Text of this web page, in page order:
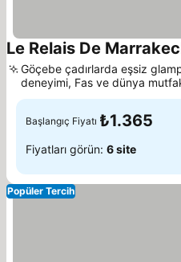
Le Relais De
Göçebe çadırlarda eşsiz
deneyimi, Fas ve dünya
lezzetler
Başlangıç Fiyatı ₺1.365
Fiyatları görün: 6 site
Popüler Tercih